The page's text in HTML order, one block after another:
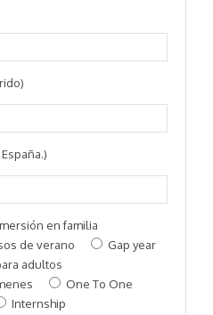
en familia
de verano
Gap year
adultos
One To One
Internship